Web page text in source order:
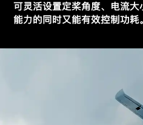
可灵活设置定桨角度、电流
能力的同时又能有效控制功耗。